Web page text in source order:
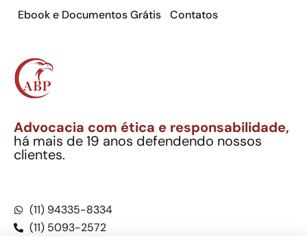
Ebook e Documentos Grátis
Contatos
Advocacia com ética e responsabilidade,
há mais de 19 anos defendendo nossos
clientes.
(11) 94335-8334
(11) 5093-2572